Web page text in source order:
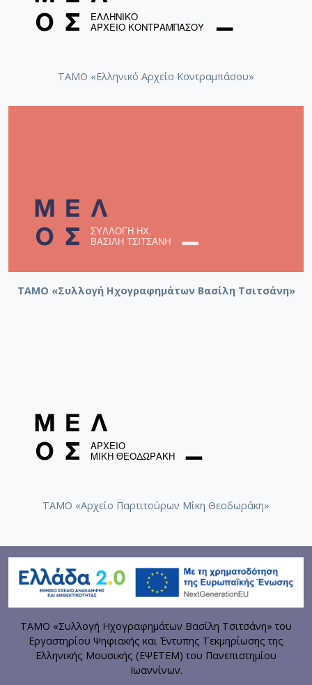
ΤΑΜΟ «Ελληνικό Αρχείο Κοντραμπάσου»
ΤΑΜΟ «Συλλογή Ηχογραφημάτων Βασίλη Τσιτσάνη»
ΤΑΜΟ «Αρχείο Παρτιτούρων Μίκη Θεοδωράκη»
ΤΑΜΟ «Συλλογή Ηχογραφημάτων Βασίλη Τσιτσάνη» του
Εργαστηρίου Ψηφιακής και Έντυπης Τεκμηρίωσης της
Ελληνικής Μουσικής (ΕΨΕΤΕΜ) του Πανεπιστημίου
Ιωαννίνων.